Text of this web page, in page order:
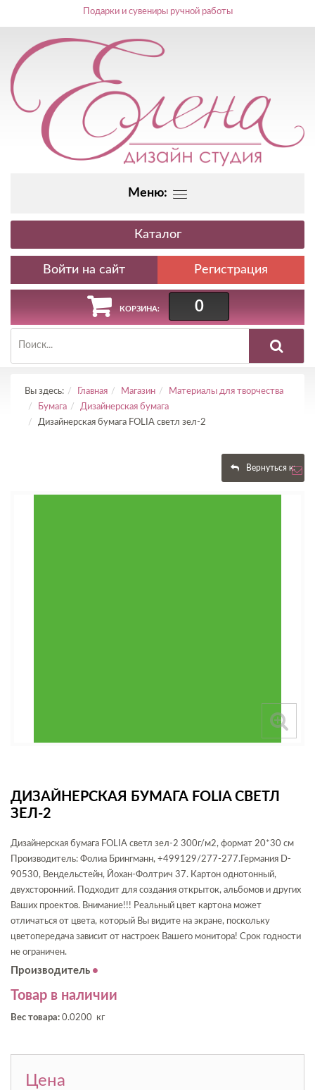
Подарки и сувениры ручной работы
Меню:
Каталог
Регистрация
КОРЗИНА: 0
Вы здесь: Главная Магазин
Материалы для творчества
Бумага
Дизайнерская бумага
Дизайнерская бумага FOLIA светл зел-2
Вернуться к:
ДИЗАЙНЕРСКАЯ БУМАГА FOLIA СВЕТЛ
ЗЕЛ-2
Дизайнерская бумага FOLIA светл зел-2 300г/м2, формат 20*30 см
Производитель: Фолиа Брингманн, +499129/277-277.Германия D-
90530, Вендельстейн, Йохан-Фолтрич 37. Картон однотонный,
двухсторонний. Подходит для создания открыток, альбомов и других
Ваших проектов. Внимание!!! Реальный цвет картона может
отличаться от цвета, который Вы видите на экране, поскольку
цветопередача зависит от настроек Вашего монитора! Срок годности
не ограничен.
Производитель
Товар в наличии
Вес товара: 0.0200 кг
Цена